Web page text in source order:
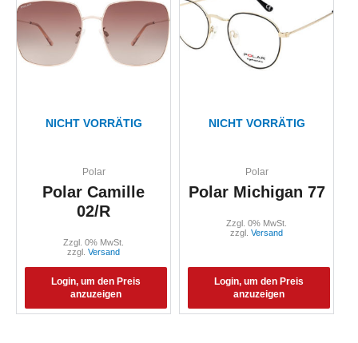
NICHT VORRÄTIG
Polar
Polar Camille
02/R
Login, um den Preis
anzuzeigen
Zzgl. 0% MwSt.
zzgl. Versand
NICHT VORRÄTIG
Polar
Polar Michigan 77
Login, um den Preis
anzuzeigen
Zzgl. 0% MwSt.
zzgl. Versand